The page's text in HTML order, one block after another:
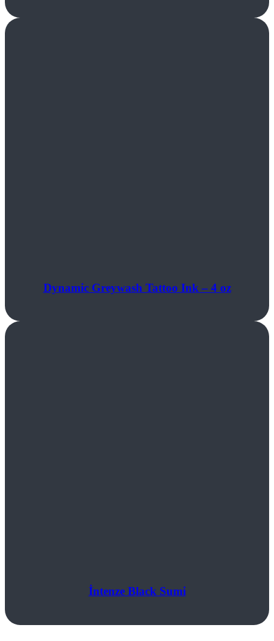
Dynamic Greywash Tattoo Ink – 4 oz
İntenze Black Sumi